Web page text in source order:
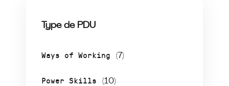
Type de PDU
Ways of Working (7)
Power Skills (10)